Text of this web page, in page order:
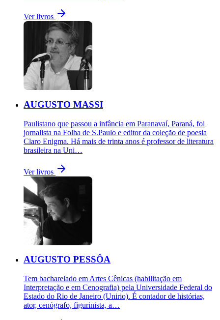
Ver livros
AUGUSTO MASSI
Paulistano que passou a infância em Paranavaí, Paraná, foi
jornalista na Folha de S.Paulo e editor da coleção de poesia
Claro Enigma. Há mais de trinta anos é professor de literatura
brasileira na Uni…
Ver livros
AUGUSTO PESSÔA
Tem bacharelado em Artes Cênicas (habilitação em
Interpretação e em Cenografia) pela Universidade Federal do
Estado do Rio de Janeiro (Unirio). É contador de histórias,
ator, cenógrafo, figurinista, a…